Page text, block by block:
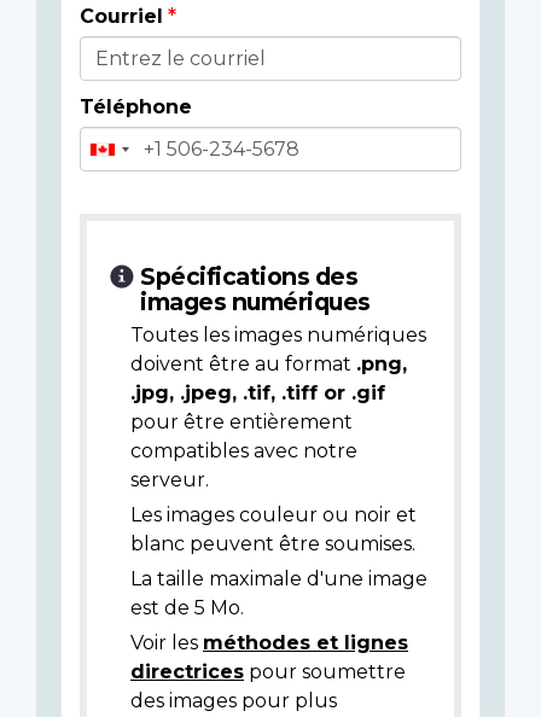
Courriel
Téléphone
Spécifications des
images numériques
Toutes les images numériques
doivent être au format .png,
.jpg, .jpeg, .tif, .tiff or .gif
pour être entièrement
compatibles avec notre
serveur.
Les images couleur ou noir et
blanc peuvent être soumises.
La taille maximale d'une image
est de 5 Mo.
Voir les méthodes et lignes
directrices pour soumettre
des images pour plus